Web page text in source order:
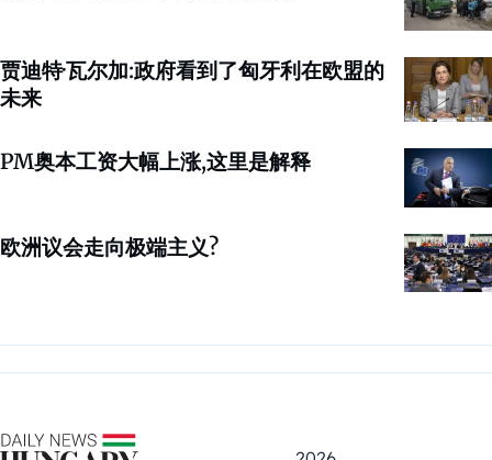
贾迪特·瓦尔加:政府看到了匈牙利在欧盟的
未来
PM奥本工资大幅上涨,这里是解释
欧洲议会走向极端主义?